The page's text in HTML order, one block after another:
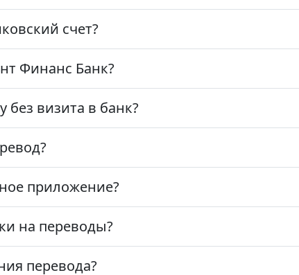
счет?
Финанс Банк?
визита в банк?
приложение?
на переводы?
перевода?